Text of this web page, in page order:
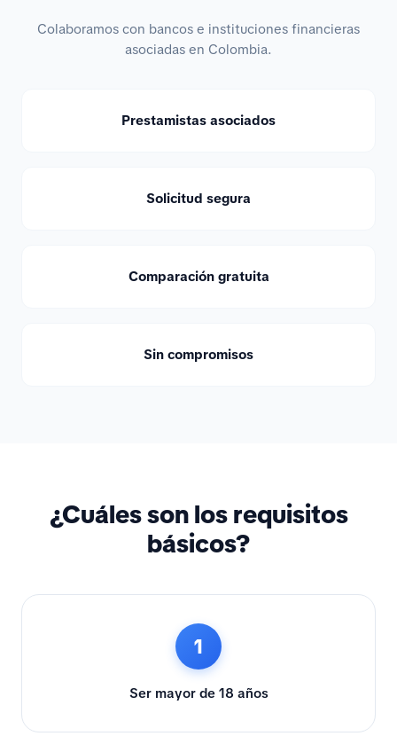
Colaboramos con bancos e instituciones financieras
asociadas en Colombia.
Prestamistas asociados
Solicitud segura
Comparación gratuita
Sin compromisos
¿Cuáles son los requisitos
básicos?
1
Ser mayor de 18 años